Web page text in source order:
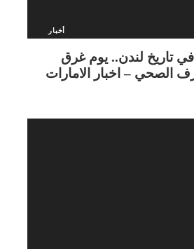
أخبار
تاريخ لندن.. يوم غرق
الصحي – اخبار الامارات